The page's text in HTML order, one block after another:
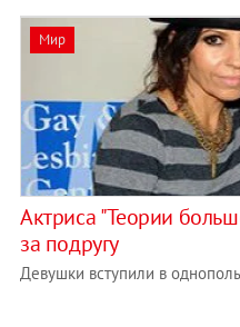
Мир
Актриса "Теории
за подругу
Девушки вступили в